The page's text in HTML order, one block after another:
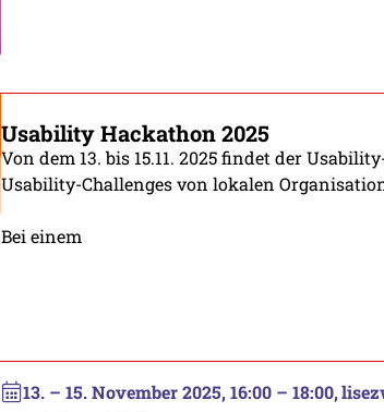
Usability Hackathon 2025
Von dem 13. bis 15.11. 2025 findet der
Usability-Challenges von lokalen
Bei einem
13. – 15. November 2025, 16:00 – 18:00